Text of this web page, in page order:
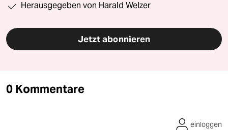
Herausgegeben von Harald Welzer
Jetzt abonnieren
0 Kommentare
einloggen